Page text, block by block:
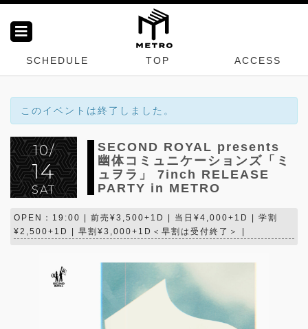
SCHEDULE TOP ACCESS
このイベントは終了しました。
10/
14
SAT
SECOND ROYAL presents
幽体コミュニケーションズ「ミ
ュヲラ」 7inch RELEASE
PARTY in METRO
OPEN：19:00 | 前売¥3,500+1D | 当日¥4,000+1D | 学割
¥2,500+1D | 早割¥3,000+1D＜早割は受付終了＞ |